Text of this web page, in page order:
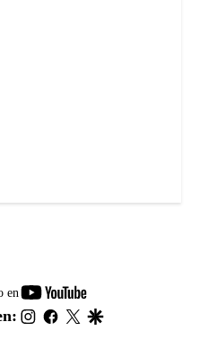
en
youtube-
footer
instagram
facebook
twitter